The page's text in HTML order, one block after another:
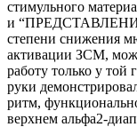
стимульного
и
степени снижения
активации ЗСМ,
работу только у
руки
ритм,
верхнем альфа2-